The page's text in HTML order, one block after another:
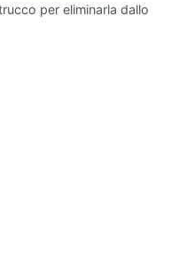
per eliminarla dallo